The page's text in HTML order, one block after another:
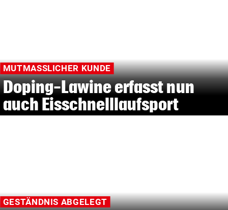
MUTMASSLICHER KUNDE
Doping-Lawine erfasst nun
auch Eisschnelllaufsport
GESTÄNDNIS ABGELEGT